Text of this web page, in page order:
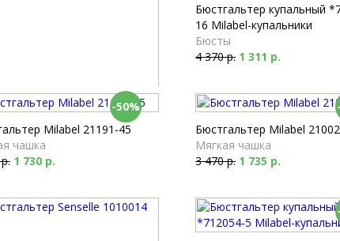
Milabel 21005-47
чашка
1 140 р.
Бюстгальтер купальный
16 Milabel-купальники
Бюсты
4 370 р. 1 311 р.
-50%
Milabel 21191-45
чашка
1 730 р.
Бюстгальтер Milabel
Мягкая чашка
3 470 р. 1 735 р.